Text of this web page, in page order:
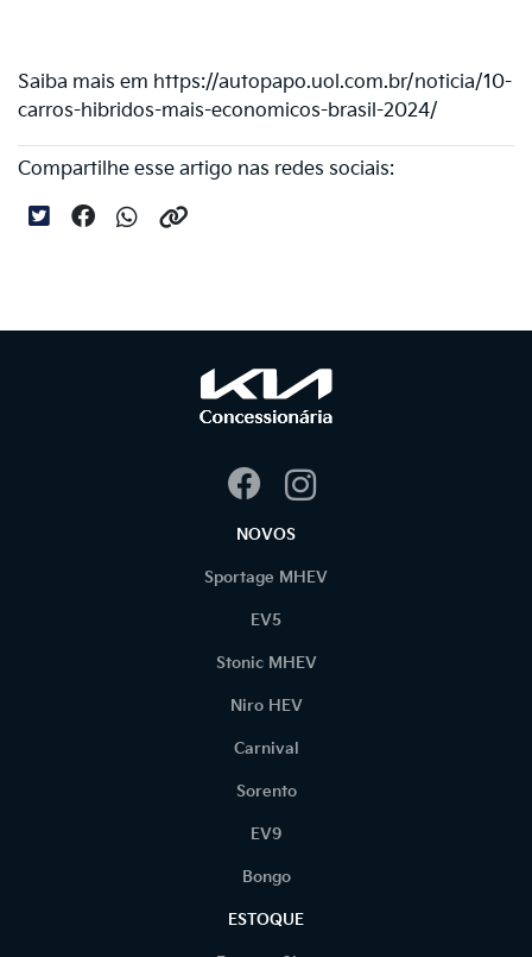
Saiba mais em https://autopapo.uol.com.br/noticia/10-
carros-hibridos-mais-economicos-brasil-2024/
Compartilhe esse artigo nas redes sociais:
NOVOS
Sportage MHEV
EV5
Stonic MHEV
Niro HEV
Carnival
Sorento
EV9
Bongo
ESTOQUE